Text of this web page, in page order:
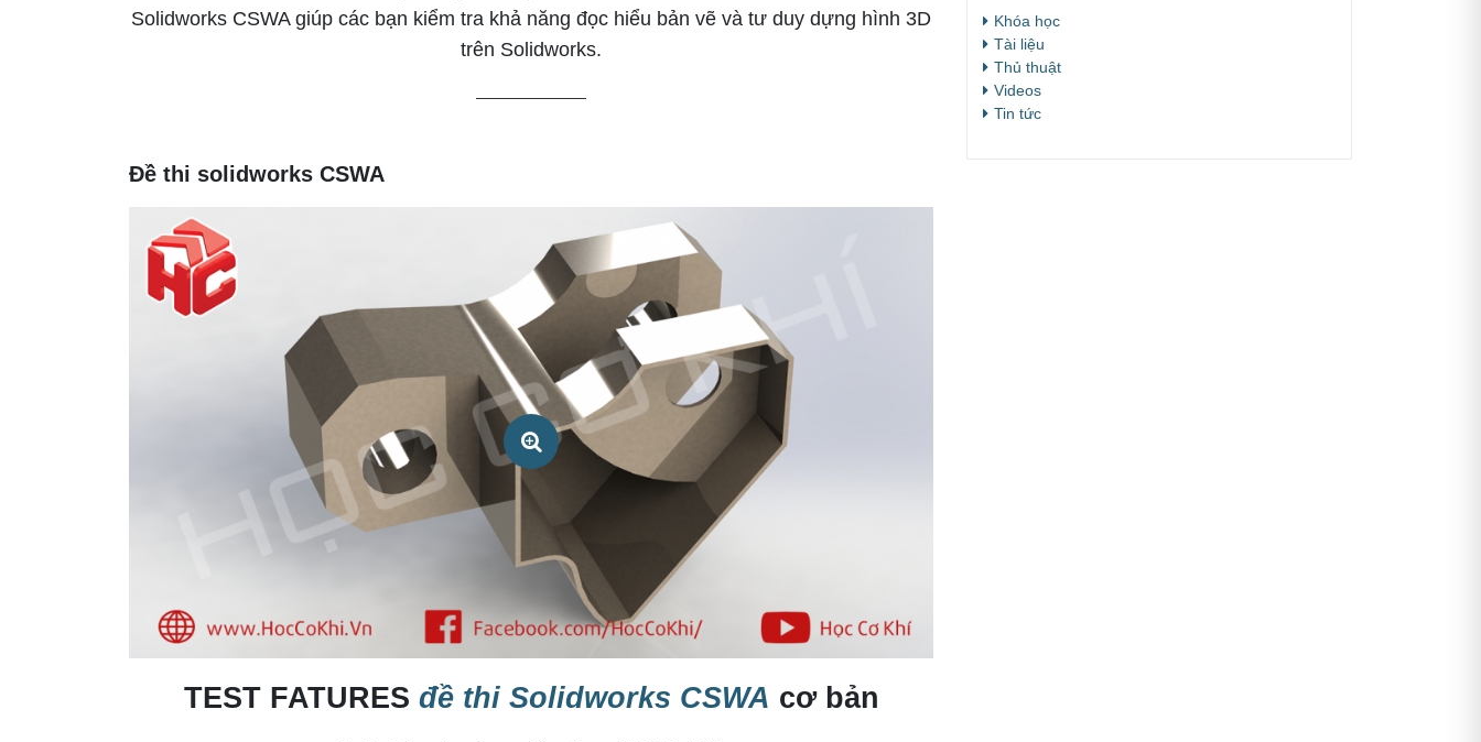
Solidworks CSWA giúp các bạn kiểm tra khả năng đọc hiểu bản vẽ và tư duy dựng hình 3D
trên Solidworks.
Đề thi solidworks CSWA
Đề thi solidworks CSWA
TEST FATURES đề thi Solidworks CSWA cơ bản
Khóa học
Tài liệu
Thủ thuật
Videos
Tin tức